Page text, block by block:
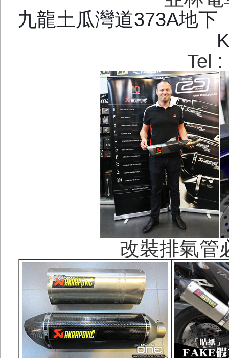
九龍土瓜灣道373A地
Tel
改裝排氣管